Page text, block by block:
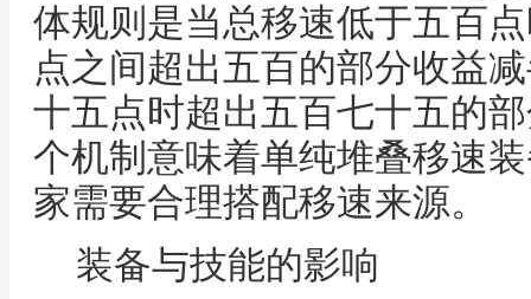
体规则是当总移速低于五百
点之间超出五百的部分收益
十五点时超出五百七十五的
个机制意味着单纯堆叠移速
家需要合理搭配移速来源。
装备与技能的影响